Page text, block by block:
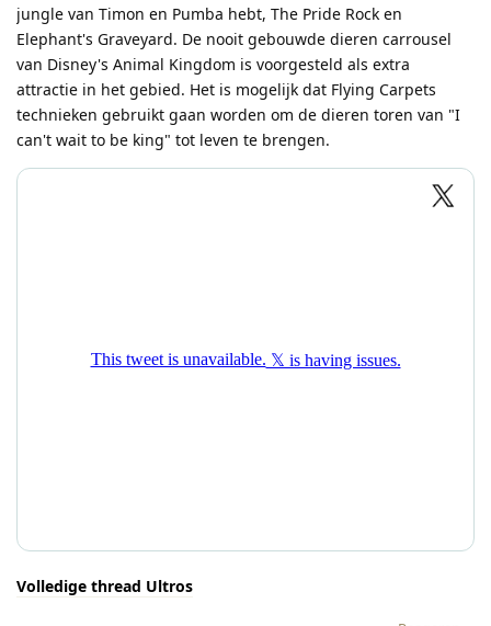
jungle van Timon en Pumba hebt, The Pride Rock en
Elephant's Graveyard. De nooit gebouwde dieren carrousel
van Disney's Animal Kingdom is voorgesteld als extra
attractie in het gebied. Het is mogelijk dat Flying Carpets
technieken gebruikt gaan worden om de dieren toren van "I
can't wait to be king" tot leven te brengen.
Volledige thread Ultros